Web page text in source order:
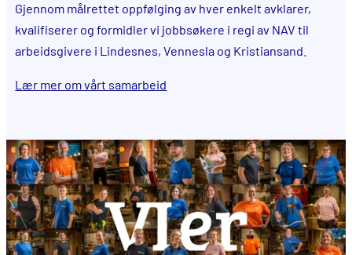
Gjennom målrettet oppfølging av hver enkelt avklarer,
kvalifiserer og formidler vi jobbsøkere i regi av NAV til
arbeidsgivere i Lindesnes, Vennesla og Kristiansand.
Lær mer om vårt samarbeid